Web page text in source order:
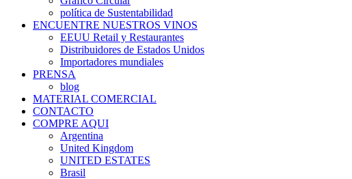
política de Sustentabilidad
ENCUENTRE NUESTROS VINOS
EEUU Retail y Restaurantes
Distribuidores de Estados Unidos
Importadores mundiales
PRENSA
blog
MATERIAL COMERCIAL
CONTACTO
COMPRE AQUI
Argentina
United Kingdom
UNITED ESTATES
Brasil